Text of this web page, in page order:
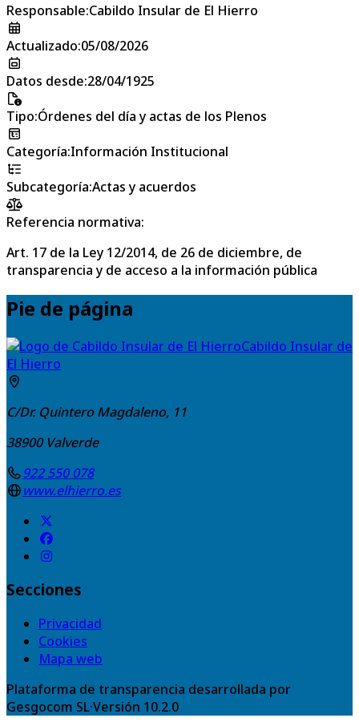
Responsable:Cabildo Insular de El Hierro
Actualizado:05/08/2026
Datos desde:28/04/1925
Tipo:Órdenes del día y actas de los Plenos
Categoría:Información Institucional
Subcategoría:Actas y acuerdos
Referencia normativa:
Art. 17 de la Ley 12/2014, de 26 de diciembre, de
transparencia y de acceso a la información pública
Pie de página
Cabildo Insular de
El Hierro
C/Dr. Quintero Magdaleno, 11
38900 Valverde
922 550 078
www.elhierro.es
Secciones
Privacidad
Cookies
Mapa web
Plataforma de transparencia desarrollada por
Gesgocom SL·Versión 10.2.0